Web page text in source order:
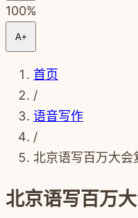
100%
A+
首页
/
语音写作
/
北京语写百万大会
北京语写百万